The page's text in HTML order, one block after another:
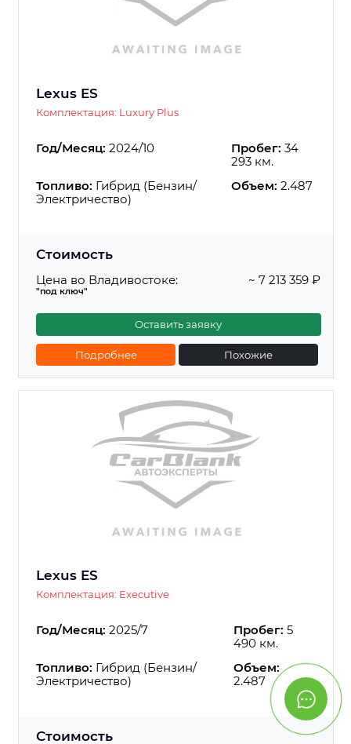
Lexus ES
Комплектация: Luxury Plus
Год/Месяц: 2024/10 Пробег: 34
293 км.
Топливо: Гибрид (Бензин/
Электричество)
Объем: 2.487
Стоимость
Цена во Владивостоке:
"под ключ"
~ 7 213 359 ₽
Оставить заявку
Подробнее Похожие
Lexus ES
Комплектация: Executive
Год/Месяц: 2025/7 Пробег: 5
490 км.
Топливо: Гибрид (Бензин/
Электричество)
Объем:
2.487
Стоимость